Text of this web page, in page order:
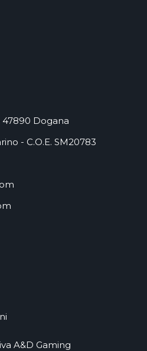
Dogana
- C.O.E. SM20783
A&D Gaming